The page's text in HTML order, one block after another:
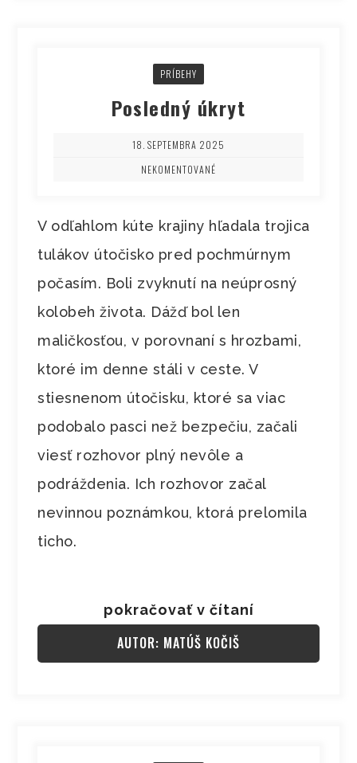
PRÍBEHY
Posledný úkryt
18. SEPTEMBRA 2025
NEKOMENTOVANÉ
V odľahlom kúte krajiny hľadala trojica
tulákov útočisko pred pochmúrnym
počasím. Boli zvyknutí na neúprosný
kolobeh života. Dážď bol len
maličkosťou, v porovnaní s hrozbami,
ktoré im denne stáli v ceste. V
stiesnenom útočisku, ktoré sa viac
podobalo pasci než bezpečiu, začali
viesť rozhovor plný nevôle a
podráždenia. Ich rozhovor začal
nevinnou poznámkou, ktorá prelomila
ticho.
pokračovať v čítaní
AUTOR: MATÚŠ KOČIŠ